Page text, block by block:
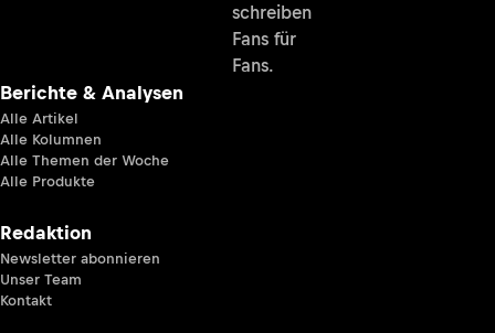
schreiben
Fans für
Fans.
Berichte & Analysen
Alle Artikel
Alle Kolumnen
Alle Themen der Woche
Alle Produkte
Redaktion
Newsletter abonnieren
Unser Team
Kontakt